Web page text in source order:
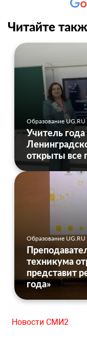
Читайте
Образование UG.RU
Учитель
открыты все
Образование UG.RU
техникума
представит
года»
Новости СМИ2